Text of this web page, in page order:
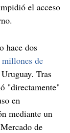
el acceso
hace dos
millones de
Tras
"directamente"
en
mediante un
de